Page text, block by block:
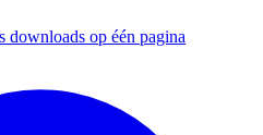
downloads op één pagina